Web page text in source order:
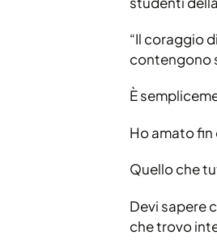
“Il coraggio
contengono
È
Ho amato
Quello che
Devi sapere
che trovo